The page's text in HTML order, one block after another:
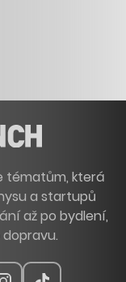
tématům, která
a startupů
až po bydlení,